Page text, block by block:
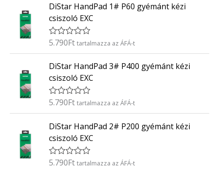
/
5
é
e
l
é
s
:
/
5
DiStar HandPad 1# P60 gyémánt kézi
csiszoló EXC
É
é
e
l
s
:
/
5
5.790Ft tartalmazza az ÁFÁ-t
DiStar HandPad 3# P400 gyémánt kézi
csiszoló EXC
É
é
e
l
é
s
5.790Ft tartalmazza az ÁFÁ-t
DiStar HandPad 2# P200 gyémánt kézi
csiszoló EXC
É
5.790Ft tartalmazza az ÁFÁ-t